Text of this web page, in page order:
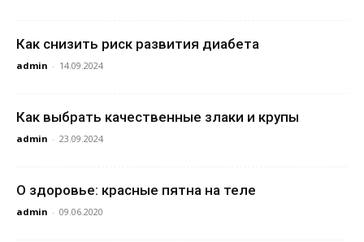
Как снизить риск развития диабета
admin - 14.09.2024
Как выбрать качественные злаки и крупы
admin - 23.09.2024
О здоровье: красные пятна на теле
admin - 09.06.2020